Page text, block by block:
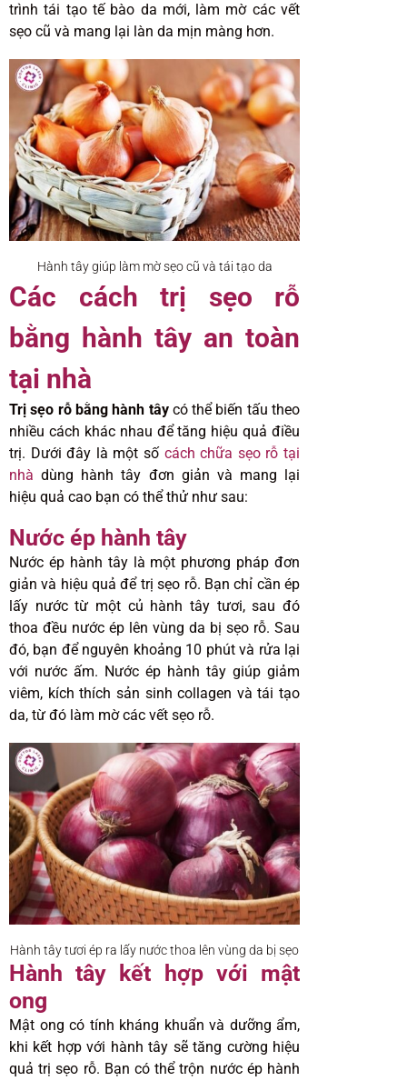
trình tái tạo tế bào da mới, làm mờ các vết
sẹo cũ và mang lại làn da mịn màng hơn.
Hành tây giúp làm mờ sẹo cũ và tái tạo da
Các cách trị sẹo rỗ
bằng hành tây an toàn
tại nhà
Trị sẹo rỗ bằng hành tâycó thể biến tấu theo
nhiều cách khác nhau để tăng hiệu quả điều
trị. Dưới đây là một số cách chữa sẹo rỗ tại
nhà dùng hành tây đơn giản và mang lại
hiệu quả cao bạn có thể thử như sau:
Nước ép hành tây
Nước ép hành tây là một phương pháp đơn
giản và hiệu quả để trị sẹo rỗ. Bạn chỉ cần ép
lấy nước từ một củ hành tây tươi, sau đó
thoa đều nước ép lên vùng da bị sẹo rỗ. Sau
đó, bạn để nguyên khoảng 10 phút và rửa lại
với nước ấm. Nước ép hành tây giúp giảm
viêm, kích thích sản sinh collagen và tái tạo
da, từ đó làm mờ các vết sẹo rỗ.
Hành tây tươi ép ra lấy nước thoa lên vùng da bị sẹo
Hành tây kết hợp với mật
ong
Mật ong có tính kháng khuẩn và dưỡng ẩm,
khi kết hợp với hành tây sẽ tăng cường hiệu
quả trị sẹo rỗ. Bạn có thể trộn nước ép hành